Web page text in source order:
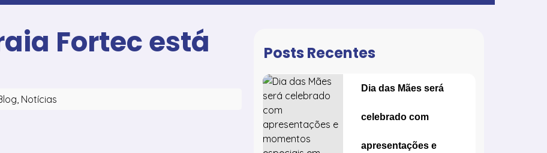
Fortec está
, Notícias
Posts Recentes
Dia das Mães será
celebrado com
apresentações e